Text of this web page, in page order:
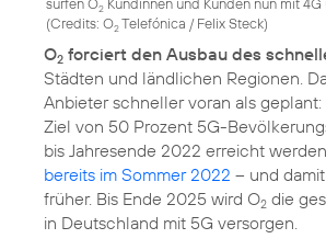
2
(Credits: O2Telefónica / Felix Steck)
O2 forciert den Ausbau des
Städten und ländlichen Regionen.
Anbieter schneller voran als
Ziel von 50 Prozent 5G-
bis Jahresende 2022 erreicht
bereits im Sommer 2022 – und
früher. Bis Ende 2025 wird O2 die
in Deutschland mit 5G versorgen.